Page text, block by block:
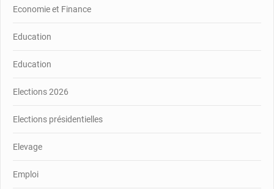
Economie et Finance
Education
Education
Elections 2026
Elections présidentielles
Elevage
Emploi